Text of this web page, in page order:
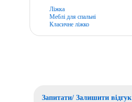
Ліжка
Меблі для спальні
Класичне ліжко
Запитати/ Залишити відгук